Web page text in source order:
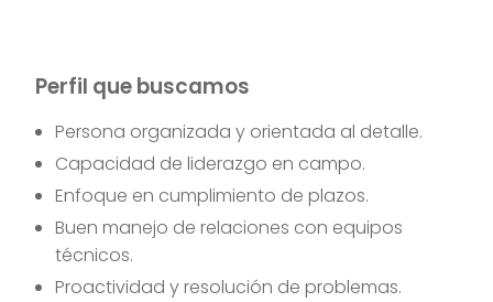
Perfil que buscamos
Persona organizada y orientada al detalle.
Capacidad de liderazgo en campo.
Enfoque en cumplimiento de plazos.
Buen manejo de relaciones con equipos
técnicos.
Proactividad y resolución de problemas.